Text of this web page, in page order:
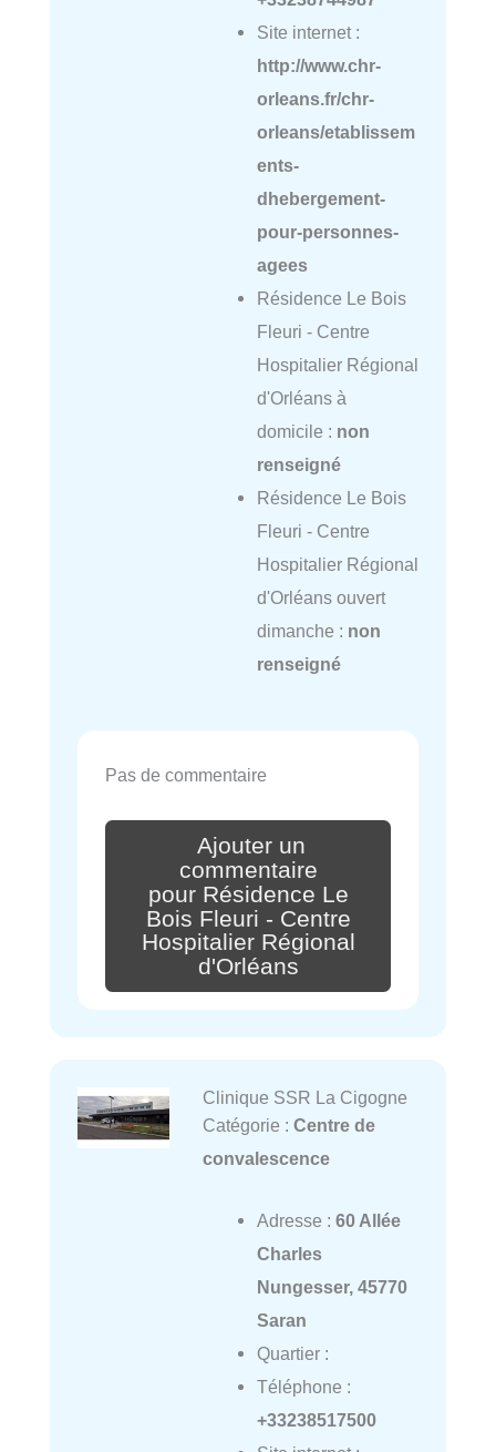
Site internet :
http://www.chr-
orleans.fr/chr-
orleans/etablissem
ents-
dhebergement-
pour-personnes-
agees
Résidence Le Bois
Fleuri - Centre
Hospitalier Régional
d'Orléans à
domicile : non
renseigné
Résidence Le Bois
Fleuri - Centre
Hospitalier Régional
d'Orléans ouvert
dimanche : non
renseigné
Pas de commentaire
Ajouter un
commentaire
pour Résidence Le
Bois Fleuri - Centre
Hospitalier Régional
d'Orléans
Clinique SSR La Cigogne
Catégorie : Centre de
convalescence
Adresse : 60 Allée
Charles
Nungesser, 45770
Saran
Quartier :
Téléphone :
+33238517500